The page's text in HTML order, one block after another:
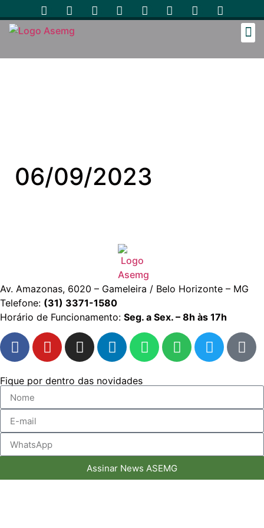
06/09/2023
Av. Amazonas, 6020 – Gameleira / Belo Horizonte – MG
Telefone: (31) 3371-1580
Horário de Funcionamento: Seg. a Sex. – 8h às 17h
Fique por dentro das novidades
Assinar News ASEMG